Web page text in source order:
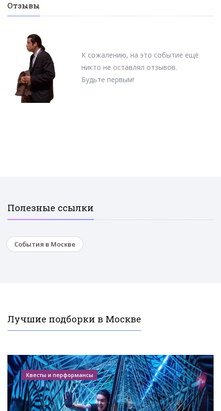
Отзывы
К сожалению, на это событие ещё
никто не оставлял отзывов.
Будьте первым!
Полезные ссылки
События в Москве
Лучшие подборки в Москве
Квесты и перформансы